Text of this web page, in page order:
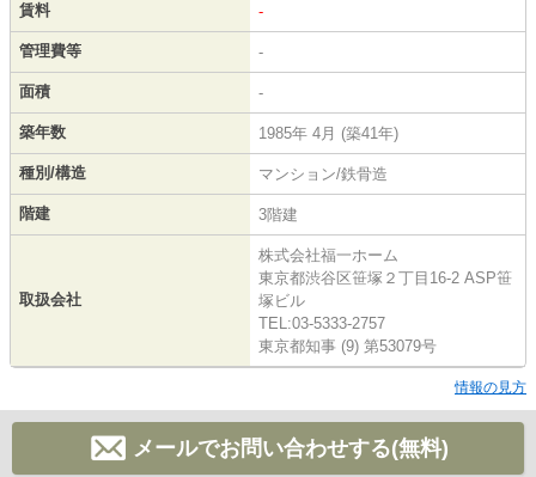
賃料 -
管理費等 -
面積 -
築年数 1985年 4月 (築41年)
種別/構造 マンション/鉄骨造
階建 3階建
取扱会社
株式会社福一ホーム
東京都渋谷区笹塚２丁目16-2 ASP笹
塚ビル
TEL:03-5333-2757
東京都知事 (9) 第53079号
情報の見方
メールでお問い合わせする(無料)